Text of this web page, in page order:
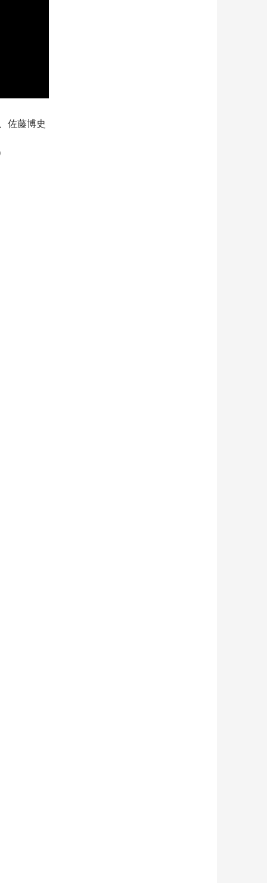
佐藤博史